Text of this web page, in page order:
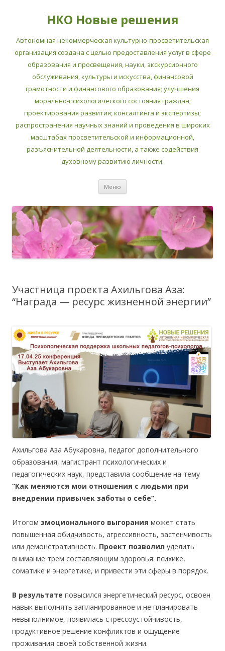
НКО Новые решения
Автономная некоммерческая культурно-просветительская
организация создана с целью предоставления услуг в сфере
образования и просвещения, науки, экскурсионного
обслуживания, культуры и искусства, финансовой
грамотности и финансового образования; улучшения
морально-психологического состояния граждан;
проектирования развития; консалтинга и экспертизы;
распространения научных знаний и проведения в широких
масштабах просветительской и информационной,
разъяснительной деятельности, а также содействия
духовному развитию личности.
Меню
Участница проекта Ахильгова Аза:
“Награда — ресурс жизненной энергии”
Ахильгова Аза Абукаровна, педагог дополнительного
образования, магистрант психологических и
педагогических наук, представила сообщение на тему
“Как меняются мои отношения с людьми при
внедрении привычек заботы о себе”.
Итогом эмоционального выгорания может стать
повышенная обидчивость, агрессивность, застенчивость
или демонстративность. Проект позволил уделить
внимание трем составляющим здоровья: психике,
соматике и энергетике, и привести эти сферы в порядок.
В результате повысился энергетический ресурс, освоен
навык выполнять запланированное и не планировать
невыполнимое, появилась стрессоустойчивость,
продуктивное решение конфликтов и ощущение
проживания своей собственной жизни.